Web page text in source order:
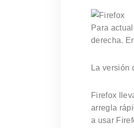
Para
derecha.
La versión
Firefox
arregla
a usar